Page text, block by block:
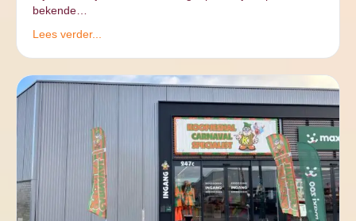
bekende…
Lees verder...